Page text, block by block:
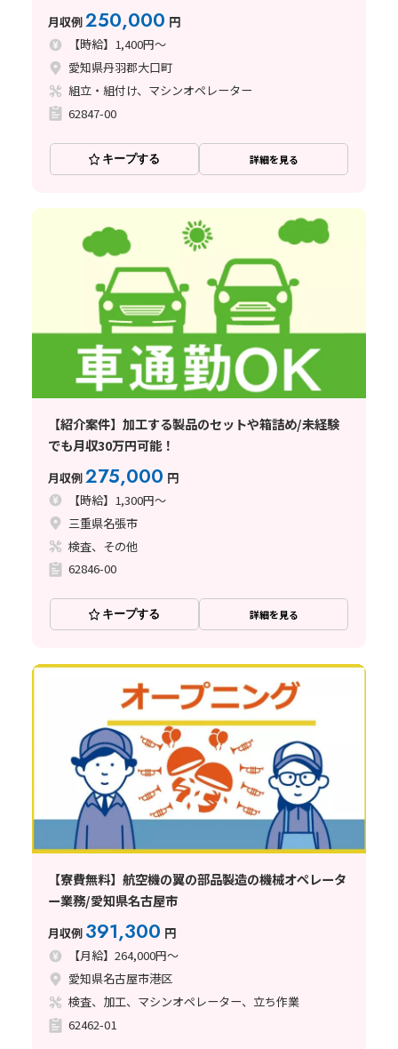
月収例250,000 円
【時給】1,400円～
愛知県丹羽郡大口町
組立・組付け、マシンオペレーター
62847-00
キープする 詳細を見る
【紹介案件】加工する製品のセットや箱詰め/未経験
でも月収30万円可能！
月収例275,000 円
【時給】1,300円～
三重県名張市
検査、その他
62846-00
キープする 詳細を見る
【寮費無料】航空機の翼の部品製造の機械オペレータ
ー業務/愛知県名古屋市
月収例 391,300 円
【月給】264,000円～
愛知県名古屋市港区
検査、加工、マシンオペレーター、立ち作業
62462-01